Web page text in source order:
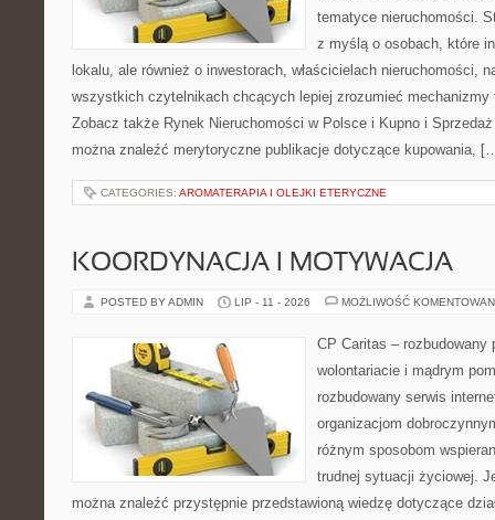
tematyce nieruchomości.
z myślą o osobach, które
lokalu, ale również o inwestorach, właścicielach nieruchomości,
wszystkich czytelnikach chcących lepiej zrozumieć mechanizmy
Zobacz także Rynek Nieruchomości w Polsce i Kupno i
można znaleźć merytoryczne publikacje dotyczące kupowania,
CATEGORIES: AROMATERAPIA I OLEJKI ETERYCZNE
KOORDYNACJA I MOTYWACJA
POSTED BY ADMIN LIP - 11 - 2026 MOŻLIWOŚĆ
CP Caritas – rozbudowany
wolontariacie i mądrym
rozbudowany serwis
organizacjom
różnym sposobom
trudnej sytuacji życiowej.
można znaleźć przystępnie przedstawioną wiedzę dotyczące